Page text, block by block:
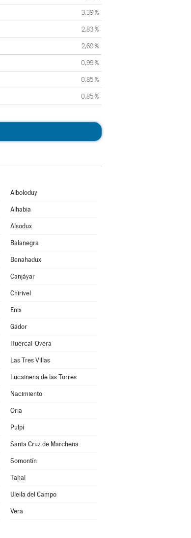
3,39 %
2,83 %
2,69 %
0,99 %
0,85 %
0,85 %
Alboloduy
Alhabia
Alsodux
Balanegra
Benahadux
Canjáyar
Chirivel
Enix
Gádor
Huércal-Overa
Las Tres Villas
Lucainena de las Torres
Nacimiento
Oria
Pulpí
Santa Cruz de Marchena
Somontín
Tahal
Uleila del Campo
Vera